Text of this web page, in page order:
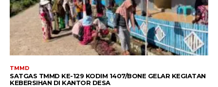
TMMD
SATGAS TMMD KE-129 KODIM 1407/BONE GELAR KEGIATAN
KEBERSIHAN DI KANTOR DESA